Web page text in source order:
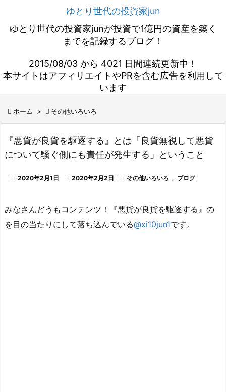
ゆとり世代の投資家jun
ゆとり世代の投資家junが投資で1億円の資産を築く
までを記録するブログ！
2015/08/03 から 4021 日間連続更新中！
本サイトはアフィリエイトやPRを含む広告を利用して
います
 ホーム >  その他いろいろ
『悪貨が良貨を駆逐する』とは「良貨無視して悪貨
について騒ぐ側にも責任が発生する」ということ
 2020年2月1日  2020年2月2日  その他いろいろ , ブログ
みなさんどうもコンテンツ！『悪貨が良貨を駆逐する』の
を目の当たりにして落ち込んでいる@xi10jun1です。